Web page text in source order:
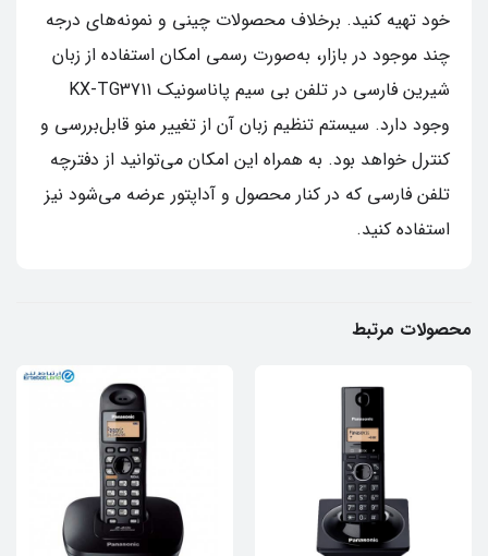
خود تهیه کنید. برخلاف محصولات چینی و نمونه‌های درجه
چند موجود در بازار، به‌صورت رسمی امکان استفاده از زبان
شیرین فارسی در تلفن بی‌ سیم پاناسونیک KX-TG3711
وجود دارد. سیستم تنظیم زبان آن از تغییر منو قابل‌بررسی و
کنترل خواهد بود. به همراه این امکان می‌توانید از دفترچه
تلفن فارسی که در کنار محصول و آداپتور عرضه می‌شود نیز
استفاده کنید.
محصولات مرتبط